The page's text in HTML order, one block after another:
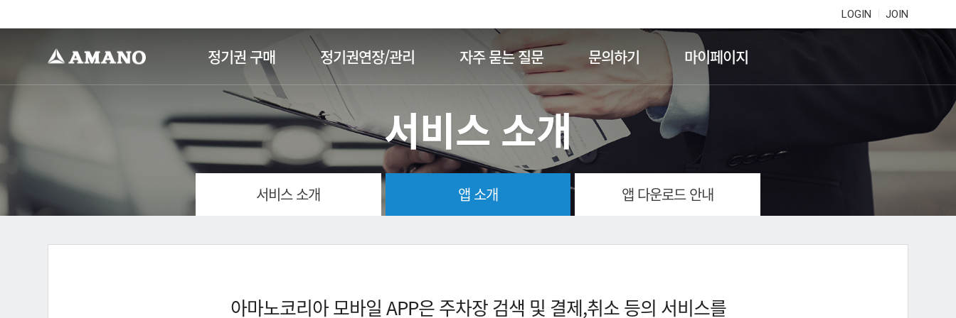
LOGIN JOIN
정기권 구매 정기권연장/관리 자주 묻는 질문 문의하기 마이페이지
서비스 소개
서비스 소개 앱 소개 앱 다운로드 안내
아마노코리아 모바일 APP은 주차장 검색 및 결제,취소 등의 서비스를